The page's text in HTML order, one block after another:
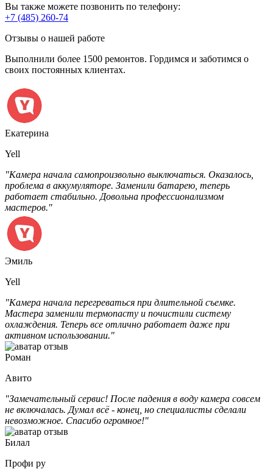
Вы также можете позвонить по телефону:
+7 (485) 260-74
Отзывы о нашей работе
Выполнили более 1500 ремонтов. Гордимся и заботимся о
своих постоянных клиентах.
Екатерина
Yell
"Камера начала самопроизвольно выключаться. Оказалось,
проблема в аккумуляторе. Заменили батарею, теперь
работает стабильно. Довольна профессионализмом
мастеров."
Эмиль
Yell
"Камера начала перегреваться при длительной съемке.
Мастера заменили термопасту и почистили систему
охлаждения. Теперь все отлично работает даже при
активном использовании."
Роман
Авито
"Замечательный сервис! После падения в воду камера совсем
не включалась. Думал всё - конец, но специалисты сделали
невозможное. Спасибо огромное!"
Билал
Профи ру